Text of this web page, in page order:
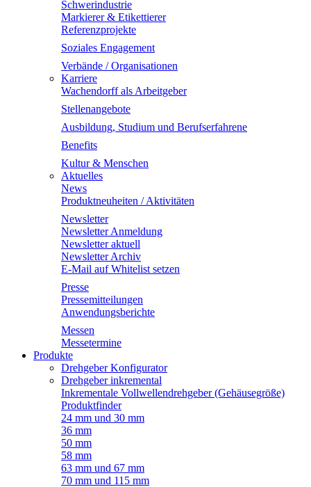
Schwerindustrie
Markierer & Etikettierer
Referenzprojekte
Soziales Engagement
Verbände / Organisationen
Karriere
Wachendorff als Arbeitgeber
Stellenangebote
Ausbildung, Studium und Berufserfahrene
Benefits
Kultur & Menschen
Aktuelles
News
Produktneuheiten / Aktivitäten
Newsletter
Newsletter Anmeldung
Newsletter aktuell
Newsletter Archiv
E-Mail auf Whitelist setzen
Presse
Pressemitteilungen
Anwendungsberichte
Messen
Messetermine
Produkte
Drehgeber Konfigurator
Drehgeber inkremental
Inkrementale Vollwellendrehgeber (Gehäusegröße)
Produktfinder
24 mm und 30 mm
36 mm
50 mm
58 mm
63 mm und 67 mm
70 mm und 115 mm